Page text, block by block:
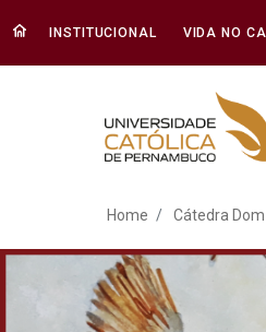
INSTITUCIONAL VIDA NO
ATO EM
Home Cátedra